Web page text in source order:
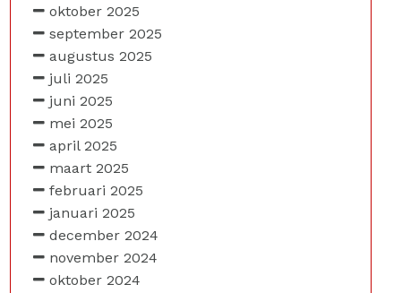
oktober 2025
september 2025
augustus 2025
juli 2025
juni 2025
mei 2025
april 2025
maart 2025
februari 2025
januari 2025
december 2024
november 2024
oktober 2024